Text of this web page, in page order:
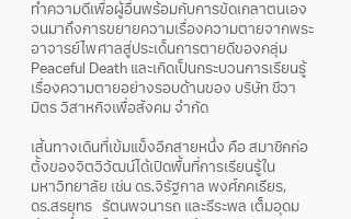
ทำความดีเพื่อผู้อื่นพร้อมกับการขัดเกลาตนเอง
จนมาถึงการขยายความเรื่องความตายจากพระ
อาจารย์ไพศาลสู่ประเด็นการตายดีของกลุ่ม
Peaceful Death และเกิดเป็นกระบวนการเรียนรู้
เรื่องความตายอย่างรอบด้านของ บริษัท ชีวา
มิตร วิสาหกิจเพื่อสังคม จำกัด
เส้นทางเดินที่เข้มแข็งอีกสายหนึ่ง คือ สมาชิกก่อ
ตั้งของจิตวิวัฒน์ได้เปิดพื้นที่การเรียนรู้ใน
มหาวิทยาลัย เช่น ดร.จิรัฐกาล พงศ์ภคเธียร,
ดร.สรยุทธ รัตนพจนารถ และธีระพล เต็มอุดม